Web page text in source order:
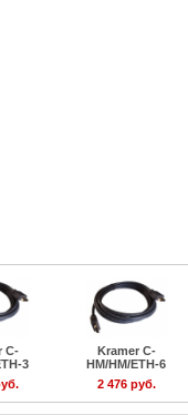
C-
3
Kramer C-
HM/HM/ETH-6
2 476 руб.